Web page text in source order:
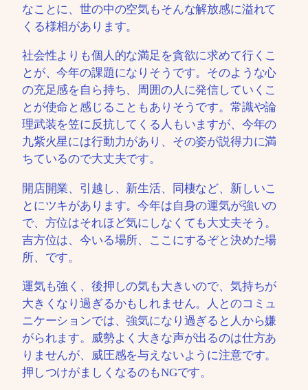
なことに、世の中の空気もそんな解放感に溢れて
くる様相があります。
社会性よりも個人的な満足を貪欲に求めて行くこ
とが、今年の課題になりそうです。そのような心
の充足感を自ら持ち、周囲の人に発信していくこ
とが使命と感じることもありそうです。常識や論
理武装を笠に反抗してくる人もいますが、今年の
九紫火星には行動力があり、その姿が説得力に満
ちているので大丈夫です。
開店開業、引越し、新生活、同棲など、新しいこ
とにツキがあります。今年は自身の運気が強いの
で、方位はそれほど気にしなくても大丈夫そう。
吉方位は、今いる場所、ここにするぞと決めた場
所、です。
運気も強く、後押しの気も大きいので、気持ちが
大きくなり過ぎるかもしれません。人とのコミュ
ニケーションでは、強気になり過ぎると人から嫌
がられます。威勢よく大きな声が出るのは仕方あ
りませんが、威圧感を与えないように注意です。
押しつけがましくなるのもNGです。